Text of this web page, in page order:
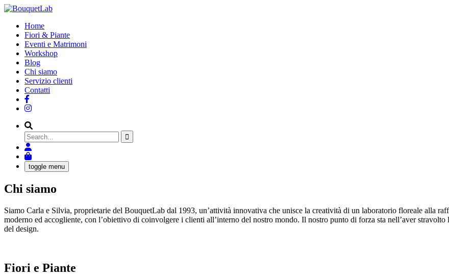
Home
Fiori & Piante
Eventi e Matrimoni
Workshop
Blog
Chi siamo
Servizio clienti
Contatti
Search
for
toggle menu
Chi siamo
Siamo Carla e Silvia, proprietarie del BouquetLab dal 1993, un’attività innovativa che unisce la creatività di un laboratorio floreale alla
moderno ed accogliente, con l’obiettivo di coinvolgere i clienti all’interno del nostro mondo. Il nostro punto di forza sta nell’aver
del design.
Fiori e Piante